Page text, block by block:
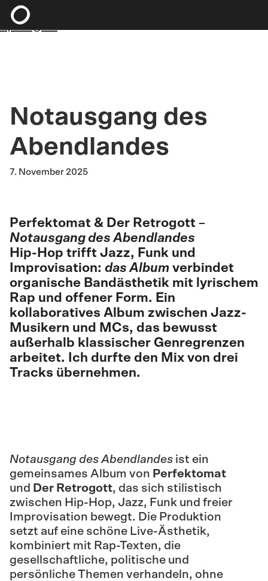
Zum Hauptinhalt springen
springen
Notausgang des
Abendlandes
7. November 2025
Perfektomat & Der Retrogott –
Notausgang des Abendlandes
Hip-Hop trifft Jazz, Funk und
Improvisation: das Album verbindet
organische Bandästhetik mit lyrischem
Rap und offener Form. Ein
kollaboratives Album zwischen Jazz-
Musikern und MCs, das bewusst
außerhalb klassischer Genregrenzen
arbeitet. Ich durfte den Mix von drei
Tracks übernehmen.
Notausgang des Abendlandes ist ein
gemeinsames Album von Perfektomat
und Der Retrogott, das sich stilistisch
zwischen Hip-Hop, Jazz, Funk und freier
Improvisation bewegt. Die Produktion
setzt auf eine schöne Live-Ästhetik,
kombiniert mit Rap-Texten, die
gesellschaftliche, politische und
persönliche Themen verhandeln, ohne